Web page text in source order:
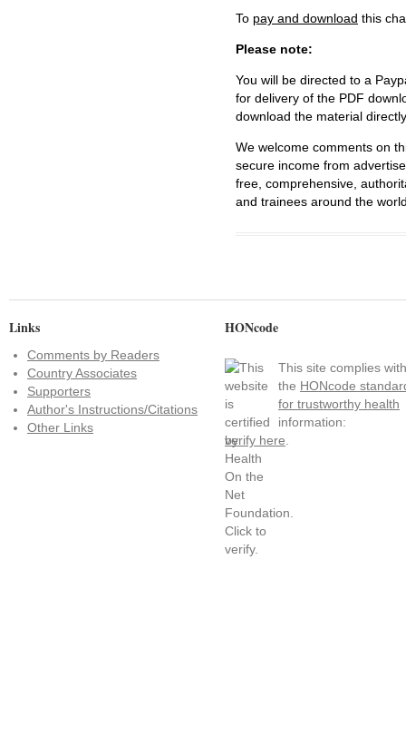
To pay and download this
Please note:
You will be directed to a
for delivery of the PDF
download the material
We welcome comments on
secure income from
free, comprehensive,
and trainees around the
Links
Comments by Readers
Country Associates
Supporters
Author's Instructions/Citations
Other Links
HONcode
This site complies with
the HONcode
for trustworthy health
information:
verify here